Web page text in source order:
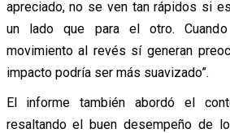
apreciado, no se ven tan rápidos si
un lado que para el otro.
movimiento al revés sí generan
impacto podría ser más suavizado”.
El informe también abordó el
resaltando el buen desempeño de